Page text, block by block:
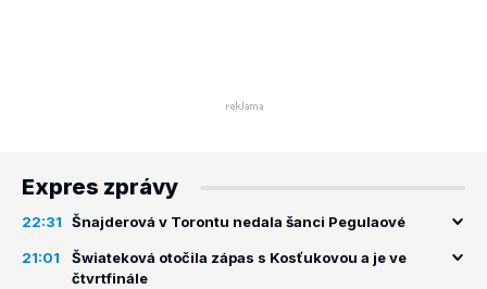
Expres zprávy
22:31 Šnajderová v Torontu nedala šanci Pegulaové
21:01
Šwiateková otočila zápas s Kosťukovou a je ve
čtvrtfinále